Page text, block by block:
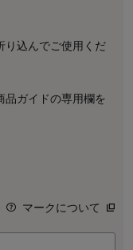
り込んでご使用くだ
ガイドの専用欄を
マークについて